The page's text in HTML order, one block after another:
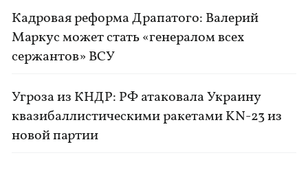
Кадровая реформа Драпатого: Валерий
Маркус может стать «генералом всех
сержантов» ВСУ
Угроза из КНДР: РФ атаковала Украину
квазибаллистическими ракетами KN-23 из
новой партии